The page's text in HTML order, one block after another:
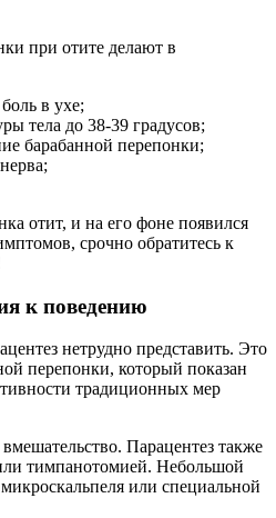
при отите делают в
в ухе;
тела до 38-39 градусов;
барабанной перепонки;
отит, и на его фоне появился
срочно обратитесь к
к поведению
нетрудно представить. Это
перепонки, который показан
традиционных мер
Парацентез также
тимпанотомией. Небольшой
или специальной